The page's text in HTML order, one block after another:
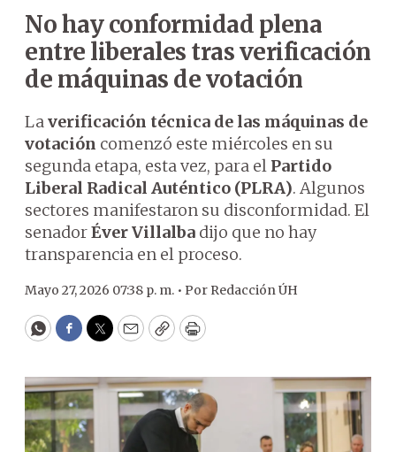
No hay conformidad plena
entre liberales tras verificación
de máquinas de votación
Laverificación técnica de las máquinas de
votación comenzó este miércoles en su
segunda etapa, esta vez, para el Partido
Liberal Radical Auténtico (PLRA). Algunos
sectores manifestaron su disconformidad. El
senadorÉver Villalba dijo que no hay
transparencia en el proceso.
Mayo 27, 2026 07:38 p. m. • Por Redacción ÚH
WhatsApp
Facebook
Twitter
EmailCopyPrint